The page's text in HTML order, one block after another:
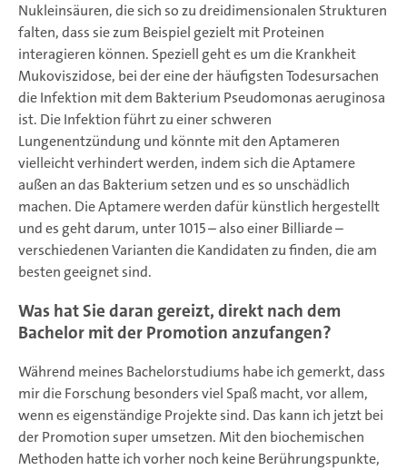
Nukleinsäuren, die sich so zu dreidimensionalen Strukturen
falten, dass sie zum Beispiel gezielt mit Proteinen
interagieren können. Speziell geht es um die Krankheit
Mukoviszidose, bei der eine der häufigsten Todesursachen
die Infektion mit dem Bakterium Pseudomonas aeruginosa
ist. Die Infektion führt zu einer schweren
Lungenentzündung und könnte mit den Aptameren
vielleicht verhindert werden, indem sich die Aptamere
außen an das Bakterium setzen und es so unschädlich
machen. Die Aptamere werden dafür künstlich hergestellt
und es geht darum, unter 1015 – also einer Billiarde –
verschiedenen Varianten die Kandidaten zu finden, die am
besten geeignet sind.
Was hat Sie daran gereizt, direkt nach dem
Bachelor mit der Promotion anzufangen?
Während meines Bachelorstudiums habe ich gemerkt, dass
mir die Forschung besonders viel Spaß macht, vor allem,
wenn es eigenständige Projekte sind. Das kann ich jetzt bei
der Promotion super umsetzen. Mit den biochemischen
Methoden hatte ich vorher noch keine Berührungspunkte,